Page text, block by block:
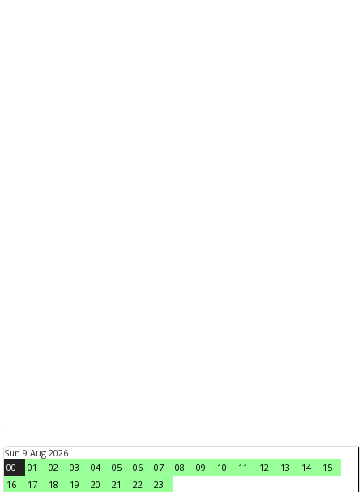
Sun 9 Aug 2026
00
01 02 03 04 05 06 07 08 09 10 11 12 13 14
15
16
17 18 19 20 21 22
23